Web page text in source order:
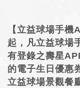
擊球與餐
GOLF
【立益球場手機
起，凡立益球場
有登錄之壽星
的電子生日優惠
立益球場景觀餐